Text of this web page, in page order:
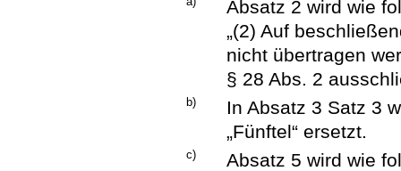
Absatz 2 wird wie
„(2) Auf
nicht übertragen
§ 28 Abs. 2
b)
In Absatz 3 Satz 3
„Fünftel“ ersetzt.
c) Absatz 5 wird wie